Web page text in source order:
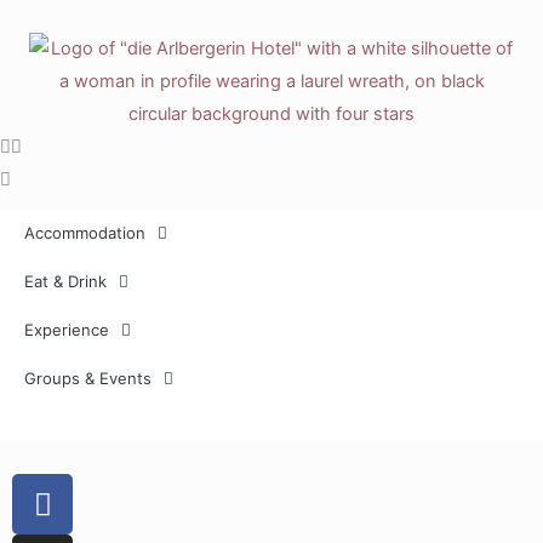
content
Accommodation
Eat & Drink
Experience
Groups & Events
F
a